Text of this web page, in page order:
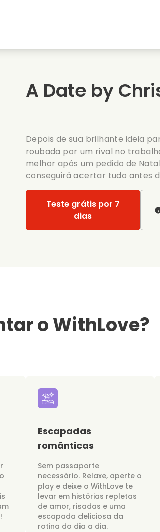
Filmes de data
A Date by
Depois de sua brilhante ideia
roubada por um rival no
melhor após um pedido de
conseguirá acertar tudo antes
Teste grátis por 7
dias
o WithLove?
Escapadas
românticas
Sem passaporte
necessário. Relaxe, aperte o
play e deixe o WithLove te
levar em histórias repletas
de amor, risadas e uma
escapada deliciosa da
rotina do dia a dia.